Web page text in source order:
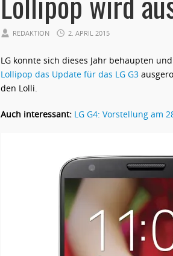
REDAKTION 2. APRIL 2015
LG konnte sich dieses Jahr behaupten
Lollipop das Update für das LG G3
den Lolli.
Auch interessant: LG G4: Vorstellung am